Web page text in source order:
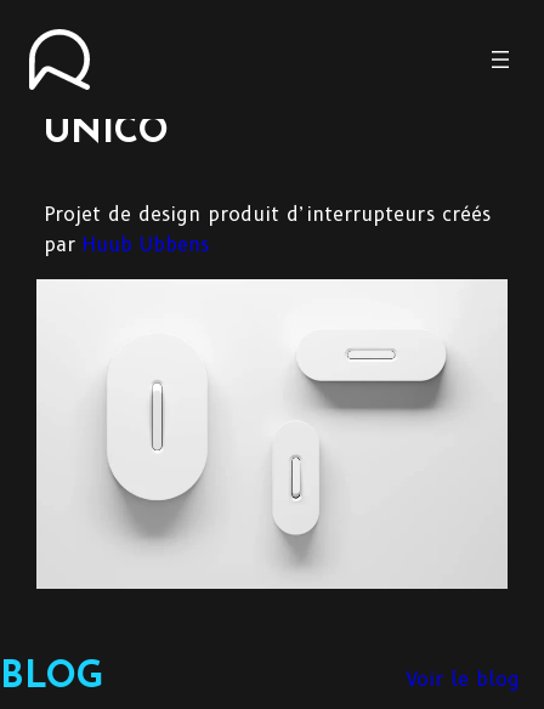
UNICO
Projet de design produit d’interrupteurs créés
par Huub Ubbens
BLOG Voir le blog